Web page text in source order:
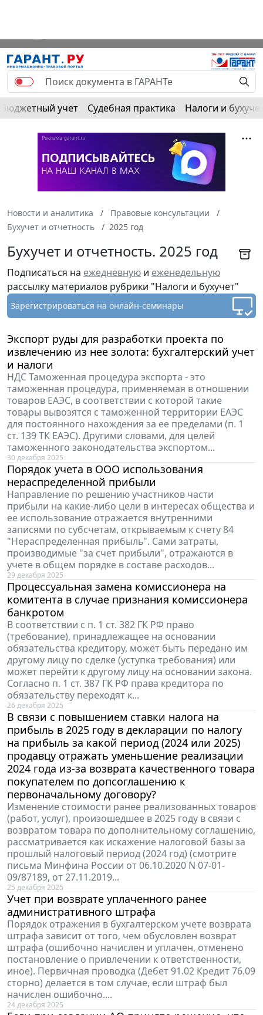
Бюджетный учет Судебная практика Налоги и
Новости и аналитика
Правовые консультации
Бухучет и отчетность
2025 год
Бухучет и отчетность. 2025 год
Подписаться на ежедневную и еженедельную
рассылку материалов рубрики "Налоги и бухучет"
Зарегистрироваться на онлайн-семинары
Экспорт руды для разработки проекта по
извлечению из нее золота: бухгалтерский учет
и налоги
НДС Таможенная процедура экспорта - это
таможенная процедура, применяемая в отношении
товаров ЕАЭС, в соответствии с которой такие
товары вывозятся с таможенной территории ЕАЭС
для постоянного нахождения за ее пределами (п. 1
ст. 139 ТК ЕАЭС). Другими словами, для целей
таможенного законодательства экспортом...
30 декабря 2025
Порядок учета в ООО использования
нераспределенной прибыли
Направление по решению участников части
прибыли на какие-либо цели в интересах общества и
ее использование отражается внутренними
записями по субсчетам, открываемым к счету 84
"Нераспределенная прибыль". Сами затраты,
производимые "за счет прибыли", отражаются в
учете в общем порядке в составе расходов...
29 декабря 2025
Процессуальная замена комиссионера на
комитента в случае признания комиссионера
банкротом
В соответствии с п. 1 ст. 382 ГК РФ право
(требование), принадлежащее на основании
обязательства кредитору, может быть передано им
другому лицу по сделке (уступка требования) или
может перейти к другому лицу на основании закона.
Согласно п. 1 ст. 387 ГК РФ права кредитора по
обязательству переходят к...
26 декабря 2025
В связи с повышением ставки налога на
прибыль в 2025 году в декларации по налогу
на прибыль за какой период (2024 или 2025)
продавцу отражать уменьшение реализации
2024 года из-за возврата качественного товара
покупателем по допсоглашению к
первоначальному договору?
Изменение стоимости ранее реализованных товаров
(работ, услуг), произошедшее в 2025 году в связи с
возвратом товара по дополнительному соглашению,
рассматривается как искажение налоговой базы за
прошлый налоговый период (2024 год) (смотрите
письма Минфина России от 06.10.2020 N 07-01-
09/87189, от 27.11.2019...
25 декабря 2025
Учет при возврате уплаченного ранее
административного штрафа
Порядок отражения в бухгалтерском учете возврата
штрафа зависит от того, чем обусловлен возврат
штрафа (ошибочно начислен и уплачен, отменено
постановление о привлечении к ответственности,
иное). Первичная проводка (Дебет 91.02 Кредит 76.09
сторно) делается в том случае, если штраф был
начислен ошибочно....
24 декабря 2025